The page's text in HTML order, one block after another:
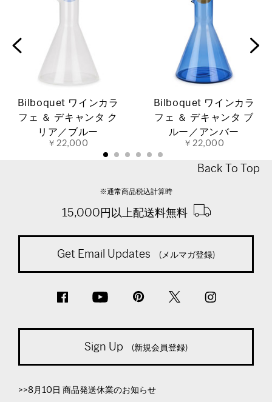
Bilboquet ワインカラ
フェ ＆ デキャンタ ク
リア／ブルー
￥22,000
Bilboquet ワインカラ
フェ ＆ デキャンタ ブ
ルー／アンバー
￥22,000
Back To Top
※通常商品税込計算時
15,000円以上配送料無料
Get Email Updates (メルマガ登録)
Sign Up (新規会員登録)
>>8月10日 商品発送休業のお知らせ